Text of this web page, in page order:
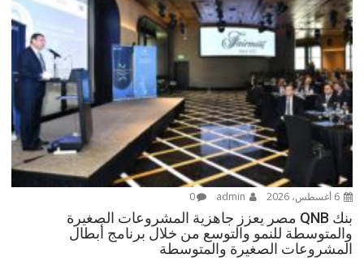
6 أغسطس، 2026 0
بنك QNB مصر يعزز جاهزية المشروعات الصغيرة
والمتوسطة للنمو والتوسع من خلال برنامج أبطال
المشروعات الصغيرة والمتوسطة